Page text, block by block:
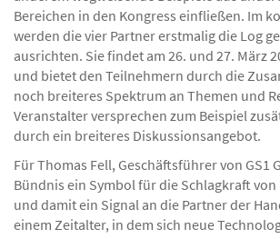
anderem wegweisende Beispiele aus
Bereichen in den Kongress einfließen. Im
werden die vier Partner erstmalig die Log
ausrichten. Sie findet am 26. und 27. März
und bietet den Teilnehmern durch die
noch breiteres Spektrum an Themen und
Veranstalter versprechen zum Beispiel
durch ein breiteres Diskussionsangebot.
Für Thomas Fell, Geschäftsführer von GS1
Bündnis ein Symbol für die Schlagkraft
und damit ein Signal an die Partner der